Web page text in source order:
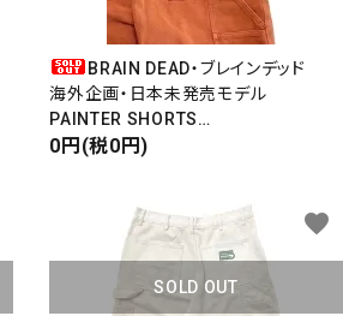
BRAIN DEAD・ブレインデッド
海外企画・日本未発売モデル
PAINTER SHORTS
ペインターショーツ
0円(税0円)
SOLD OUT
favorite